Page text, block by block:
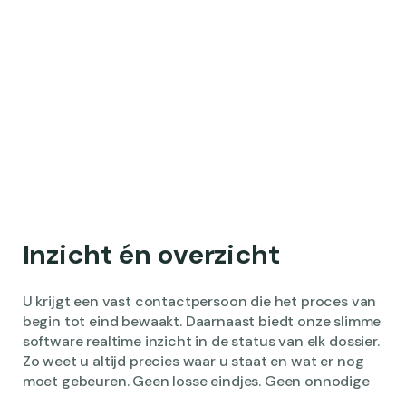
Inzicht én overzicht
U krijgt een vast contactpersoon die het proces van
begin tot eind bewaakt. Daarnaast biedt onze slimme
software realtime inzicht in de status van elk dossier.
Zo weet u altijd precies waar u staat en wat er nog
moet gebeuren. Geen losse eindjes. Geen onnodige